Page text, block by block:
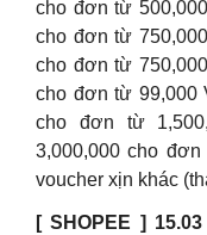
cho đơn từ
cho đơn từ
cho đơn từ
cho đơn từ 99,000
cho đơn từ
3,000,000 cho
voucher xịn khác
[ SHOPEE ]